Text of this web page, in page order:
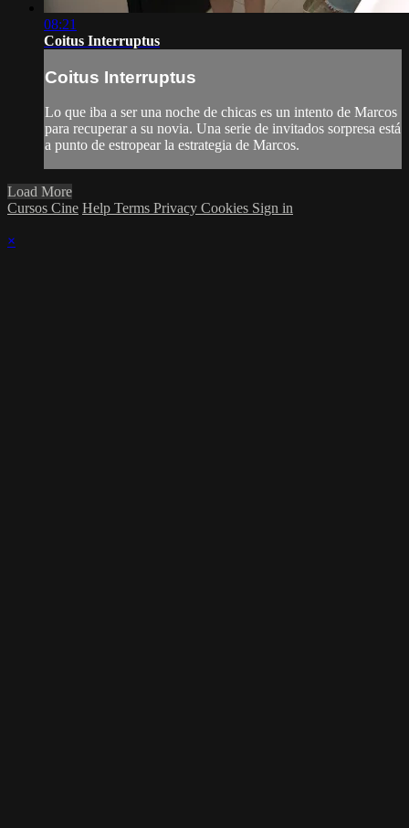
08:21
Coitus Interruptus
Coitus Interruptus
Lo que iba a ser una noche de chicas es un intento de Marcos
para recuperar a su novia. Una serie de invitados sorpresa está
a punto de estropear la estrategia de Marcos.
Load More
Cursos Cine Help Terms Privacy Cookies Sign in
×